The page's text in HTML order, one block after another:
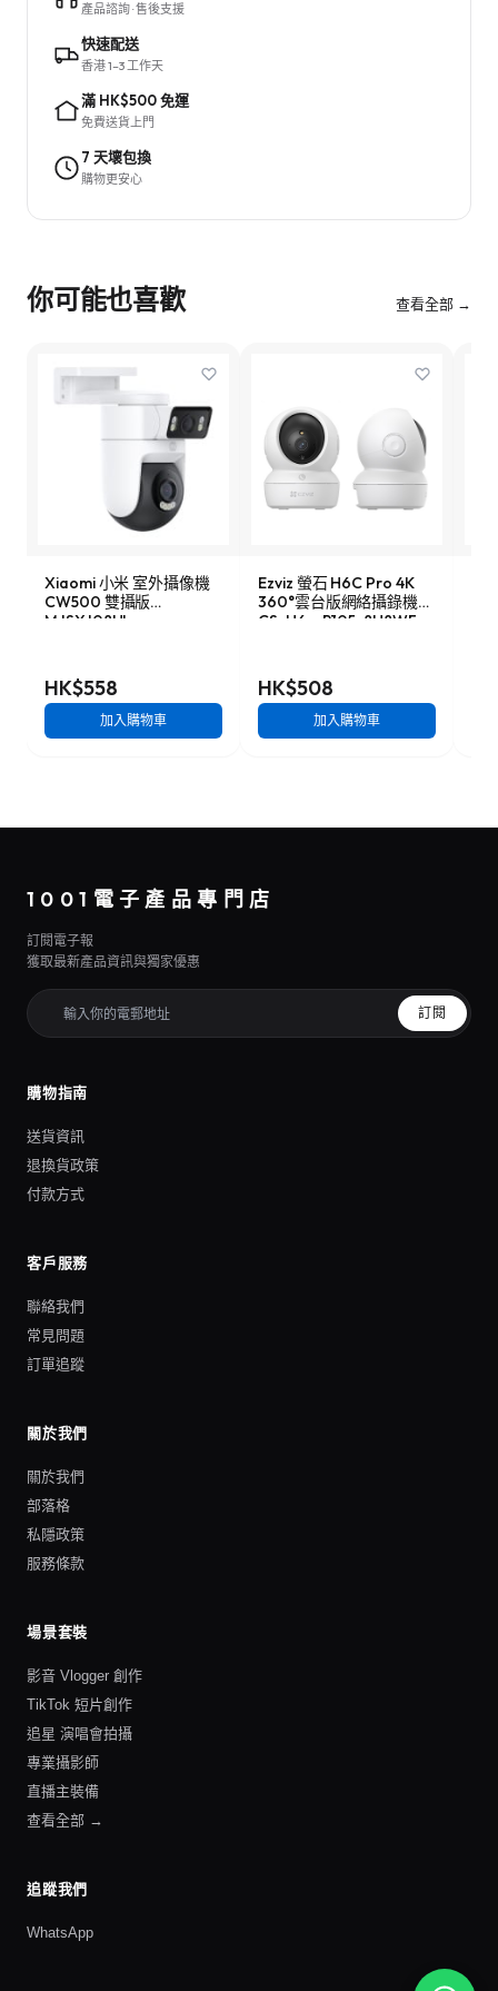
產品諮詢 · 售後支援
快速配送
香港 1–3 工作天
滿 HK$500 免運
免費送貨上門
7 天壞包換
購物更安心
你可能也喜歡 查看全部 →
Xiaomi 小米 室外攝像機
CW500 雙攝版
MJSXJ08HL
HK$558
加入購物車
Ezviz 螢石 H6C Pro 4K
360°雲台版網絡攝錄機
CS-H6c-R105-8H8WF
HK$508
加入購物車
1001電子產品專門店
訂閱電子報
獲取最新產品資訊與獨家優惠
訂閱
購物指南
送貨資訊
退換貨政策
付款方式
客戶服務
聯絡我們
常見問題
訂單追蹤
關於我們
關於我們
部落格
私隱政策
服務條款
場景套裝
影音 Vlogger 創作
TikTok 短片創作
追星 演唱會拍攝
專業攝影師
直播主裝備
查看全部 →
追蹤我們
WhatsApp